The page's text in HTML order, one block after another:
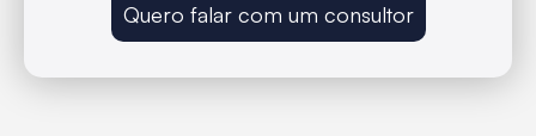
Quero falar com um consultor